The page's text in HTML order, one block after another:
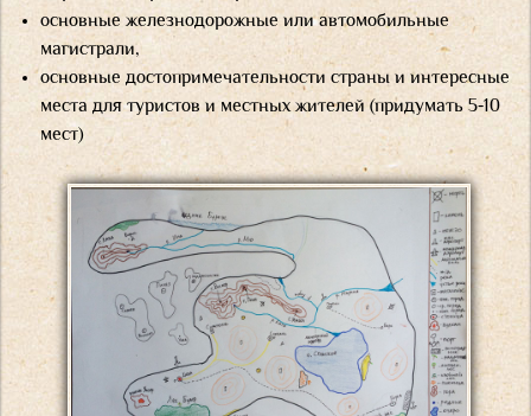
основные железнодорожные или автомобильные
магистрали,
основные достопримечательности страны и интересные
места для туристов и местных жителей (придумать 5-10
мест)